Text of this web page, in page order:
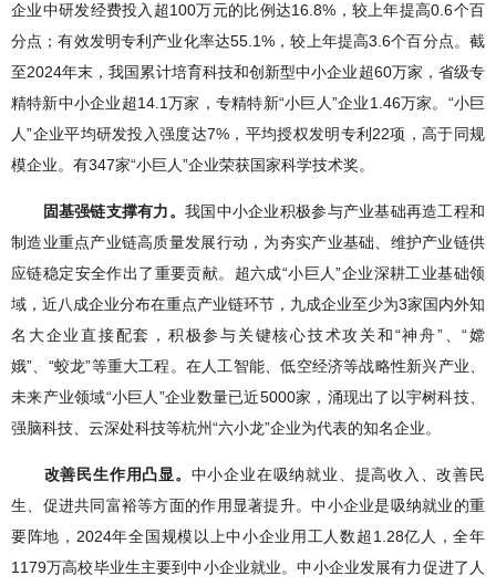
企业中研发经费投入超100万元的比例达16.8%，较上年提高0.6个百
分点；有效发明专利产业化率达55.1%，较上年提高3.6个百分点。截
至2024年末，我国累计培育科技和创新型中小企业超60万家，省级专
精特新中小企业超14.1万家，专精特新“小巨人”企业1.46万家。“小巨
人”企业平均研发投入强度达7%，平均授权发明专利22项，高于同规
模企业。有347家“小巨人”企业荣获国家科学技术奖。
固基强链支撑有力。我国中小企业积极参与产业基础再造工程和
制造业重点产业链高质量发展行动，为夯实产业基础、维护产业链供
应链稳定安全作出了重要贡献。超六成“小巨人”企业深耕工业基础领
域，近八成企业分布在重点产业链环节，九成企业至少为3家国内外知
名大企业直接配套，积极参与关键核心技术攻关和“神舟”、“嫦
娥”、“蛟龙”等重大工程。在人工智能、低空经济等战略性新兴产业、
未来产业领域“小巨人”企业数量已近5000家，涌现出了以宇树科技、
强脑科技、云深处科技等杭州“六小龙”企业为代表的知名企业。
改善民生作用凸显。 中小企业在吸纳就业、提高收入、改善民
生、促进共同富裕等方面的作用显著提升。中小企业是吸纳就业的重
要阵地，2024年全国规模以上中小企业用工人数超1.28亿人，全年
1179万高校毕业生主要到中小企业就业。中小企业发展有力促进了人